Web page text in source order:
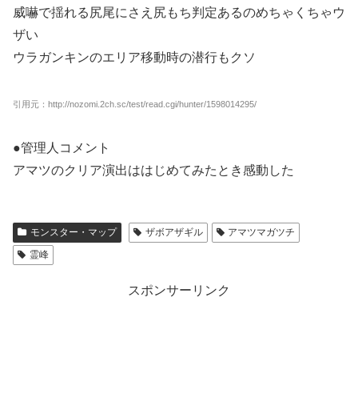
威嚇で揺れる尻尾にさえ尻もち判定あるのめちゃくちゃウ
ザい
ウラガンキンのエリア移動時の潜行もクソ
引用元：http://nozomi.2ch.sc/test/read.cgi/hunter/1598014295/
●管理人コメント
アマツのクリア演出ははじめてみたとき感動した
モンスター・マップ ザボアザギル
アマツマガツチ
霊峰
スポンサーリンク